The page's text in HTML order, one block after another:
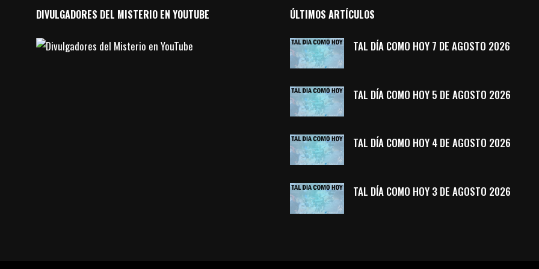
DIVULGADORES DEL MISTERIO EN YOUTUBE ÚLTIMOS ARTÍCULOS
TAL DÍA COMO HOY 7 DE AGOSTO 2026
TAL DÍA COMO HOY 5 DE AGOSTO 2026
TAL DÍA COMO HOY 4 DE AGOSTO 2026
TAL DÍA COMO HOY 3 DE AGOSTO 2026